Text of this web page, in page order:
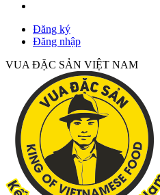
Đăng ký
Đăng nhập
VUA ĐẶC SẢN VIỆT NAM